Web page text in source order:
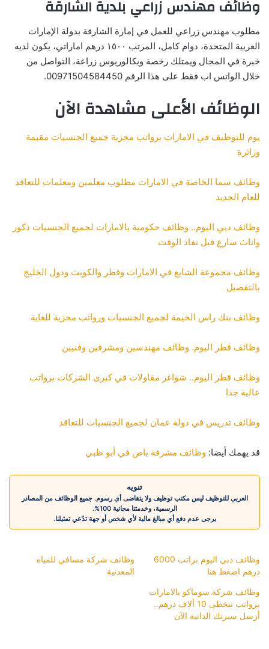
وظائف مهندس زراعي بلدية الشارقة
مطلوب مهندس زراعي للعمل في إمارة الشارقة بدولة الإمارات
العربية المتحدة، دوام كامل، المرتب ١٥٠٠ درهم اماراتي، يكون لديه
خبرة في المجال ويمتلك رخصة وبكالوريوس زراعة، التواصل من
خلال الواتس اب فقط على هذا الرقم 00971504584450.
الوظائف الأعلى مشاهدة الآن
يوم للتوظيف في الامارات برواتب مجزية جميع الجنسيات مقيمة
وزائرة
وظائف سما الخاصة في الامارات مطلوب معلمين ومعلمات للتعاقد
للعام الجديد
وظائف دبي اليوم.. وظائف حكومية بالامارات لجميع الجنسيات ذكور
واناث سارع قبل نفاذ الوقت
وظائف مجموعة الشايع في الامارات وقطر والكويت ودول الخليج
بالتفصيل
وظائف بنك راس الخيمة لجميع الجنسيات ورواتب مجزية للغاية
وظائف قطر اليوم. وظائف مهندسين ومشرفين وفنيين
وظائف قطر اليوم.. شواغر مقاولات في كبرى الشركات برواتب
عالية جدا
وظائف تدريس في دولة عمان لجميع الجنسيات للتعاقد
قد يهمك أيضا: وظائف مشرفة باص في أبو ظبي
تنويه
العربي للتوظيف ليس مكتب توظيف ولا يتقاضى أي رسوم. جميع الوظائف من المصادر
الرسمية، وخدمتنا مجانية 100%.
يرجى عدم دفع أي مبالغ مالية لأي شخص أو جهة تدّعي تمثيلنا.
وظائف دبي اليوم براتب 6000
درهم اضغط هنا
وظائف شركة مسافي للمياه
المعدنية
وظائف شركة سوماكو بالامارات
برواتب تتخطى 10 ألاف درهم..
أرسل سيرتك الذاتية الآن